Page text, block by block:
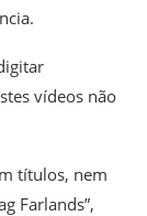
vídeos não
títulos, nem
Farlands”,